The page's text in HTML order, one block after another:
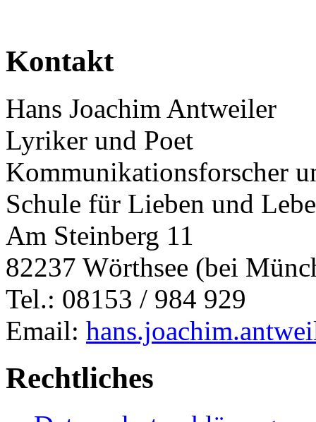
Kontakt
Hans Joachim Antweiler
Lyriker und Poet
Kommunikationsforscher
Schule für Lieben und
Am Steinberg 11
82237 Wörthsee (bei
Tel.: 08153 / 984 929
Email:
Rechtliches